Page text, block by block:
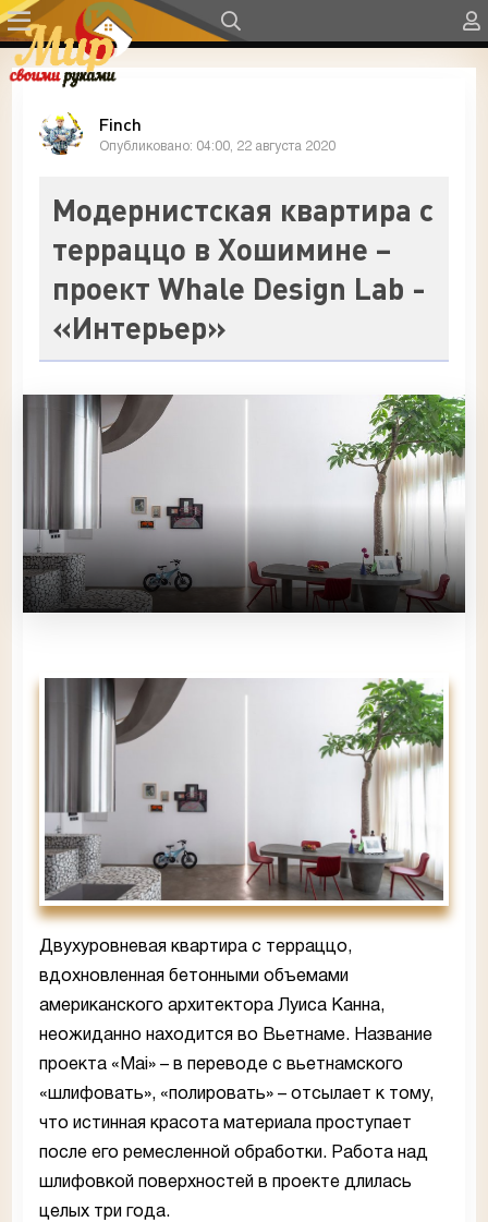
Finch
Опубликовано: 04:00, 22 августа 2020
Модернистская квартира с
терраццо в Хошимине –
проект Whale Design Lab -
«Интерьер»
Двухуровневая квартира с терраццо,
вдохновленная бетонными объемами
американского архитектора Луиса Канна,
неожиданно находится во Вьетнаме. Название
проекта «Mai» – в переводе с вьетнамского
«шлифовать», «полировать» – отсылает к тому,
что истинная красота материала проступает
после его ремесленной обработки. Работа над
шлифовкой поверхностей в проекте длилась
целых три года.